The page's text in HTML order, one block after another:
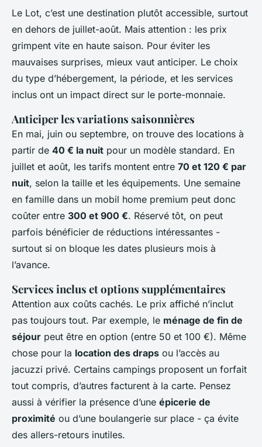
Le Lot, c’est une destination plutôt accessible, surtout
en dehors de juillet-août. Mais attention : les prix
grimpent vite en haute saison. Pour éviter les
mauvaises surprises, mieux vaut anticiper. Le choix
du type d’hébergement, la période, et les services
inclus ont un impact direct sur le porte-monnaie.
Anticiper les variations saisonnières
En mai, juin ou septembre, on trouve des locations à
partir de 40 € la nuit pour un modèle standard. En
juillet et août, les tarifs montent entre 70 et 120 € par
nuit, selon la taille et les équipements. Une semaine
en famille dans un mobil home premium peut donc
coûter entre 300 et 900 €. Réservé tôt, on peut
parfois bénéficier de réductions intéressantes -
surtout si on bloque les dates plusieurs mois à
l’avance.
Services inclus et options supplémentaires
Attention aux coûts cachés. Le prix affiché n’inclut
pas toujours tout. Par exemple, le ménage de fin de
séjour peut être en option (entre 50 et 100 €). Même
chose pour la location des draps ou l’accès au
jacuzzi privé. Certains campings proposent un forfait
tout compris, d’autres facturent à la carte. Pensez
aussi à vérifier la présence d’une épicerie de
proximité ou d’une boulangerie sur place - ça évite
des allers-retours inutiles.